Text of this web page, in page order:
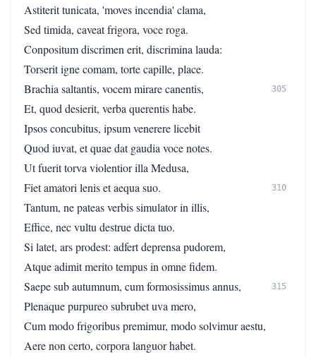
Astiterit tunicata, 'moves incendia' clama,
Sed timida, caveat frigora, voce roga.
Conpositum discrimen erit, discrimina lauda:
Torserit igne comam, torte capille, place.
Brachia saltantis, vocem mirare canentis,
305
Et, quod desierit, verba querentis habe.
Ipsos concubitus, ipsum venerere licebit
Quod iuvat, et quae dat gaudia voce notes.
Ut fuerit torva violentior illa Medusa,
Fiet amatori lenis et aequa suo.
310
Tantum, ne pateas verbis simulator in illis,
Effice, nec vultu destrue dicta tuo.
Si latet, ars prodest: adfert deprensa pudorem,
Atque adimit merito tempus in omne fidem.
Saepe sub autumnum, cum formosissimus annus,
315
Plenaque purpureo subrubet uva mero,
Cum modo frigoribus premimur, modo solvimur aestu,
Aere non certo, corpora languor habet.